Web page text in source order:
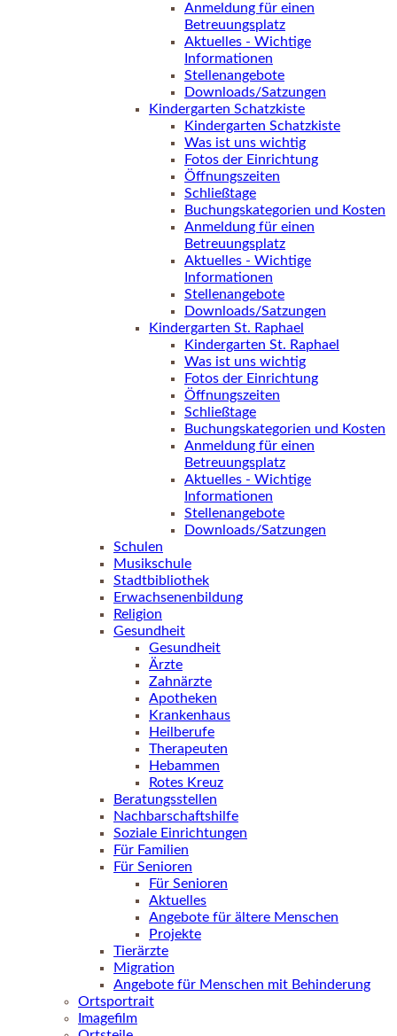
Anmeldung für einen
Betreuungsplatz
Aktuelles - Wichtige
Informationen
Stellenangebote
Downloads/Satzungen
Kindergarten Schatzkiste
Kindergarten Schatzkiste
Was ist uns wichtig
Fotos der Einrichtung
Öffnungszeiten
Schließtage
Buchungskategorien und Kosten
Anmeldung für einen
Betreuungsplatz
Aktuelles - Wichtige
Informationen
Stellenangebote
Downloads/Satzungen
Kindergarten St. Raphael
Kindergarten St. Raphael
Was ist uns wichtig
Fotos der Einrichtung
Öffnungszeiten
Schließtage
Buchungskategorien und Kosten
Anmeldung für einen
Betreuungsplatz
Aktuelles - Wichtige
Informationen
Stellenangebote
Downloads/Satzungen
Schulen
Musikschule
Stadtbibliothek
Erwachsenenbildung
Religion
Gesundheit
Gesundheit
Ärzte
Zahnärzte
Apotheken
Krankenhaus
Heilberufe
Therapeuten
Hebammen
Rotes Kreuz
Beratungsstellen
Nachbarschaftshilfe
Soziale Einrichtungen
Für Familien
Für Senioren
Für Senioren
Aktuelles
Angebote für ältere Menschen
Projekte
Tierärzte
Migration
Angebote für Menschen mit Behinderung
Ortsportrait
Imagefilm